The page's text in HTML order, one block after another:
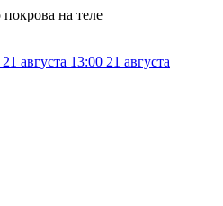
на теле
21 августа 13:00 21 августа